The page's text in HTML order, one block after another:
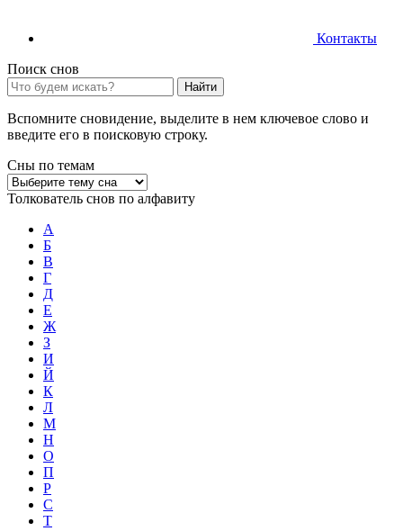
Контакты
Поиск снов
Найти
Вспомните сновидение, выделите в нем ключевое слово и
введите его в поисковую строку.
Сны по темам
Толкователь снов по алфавиту
А
Б
В
Г
Д
Е
Ж
З
И
Й
К
Л
М
Н
О
П
Р
С
Т